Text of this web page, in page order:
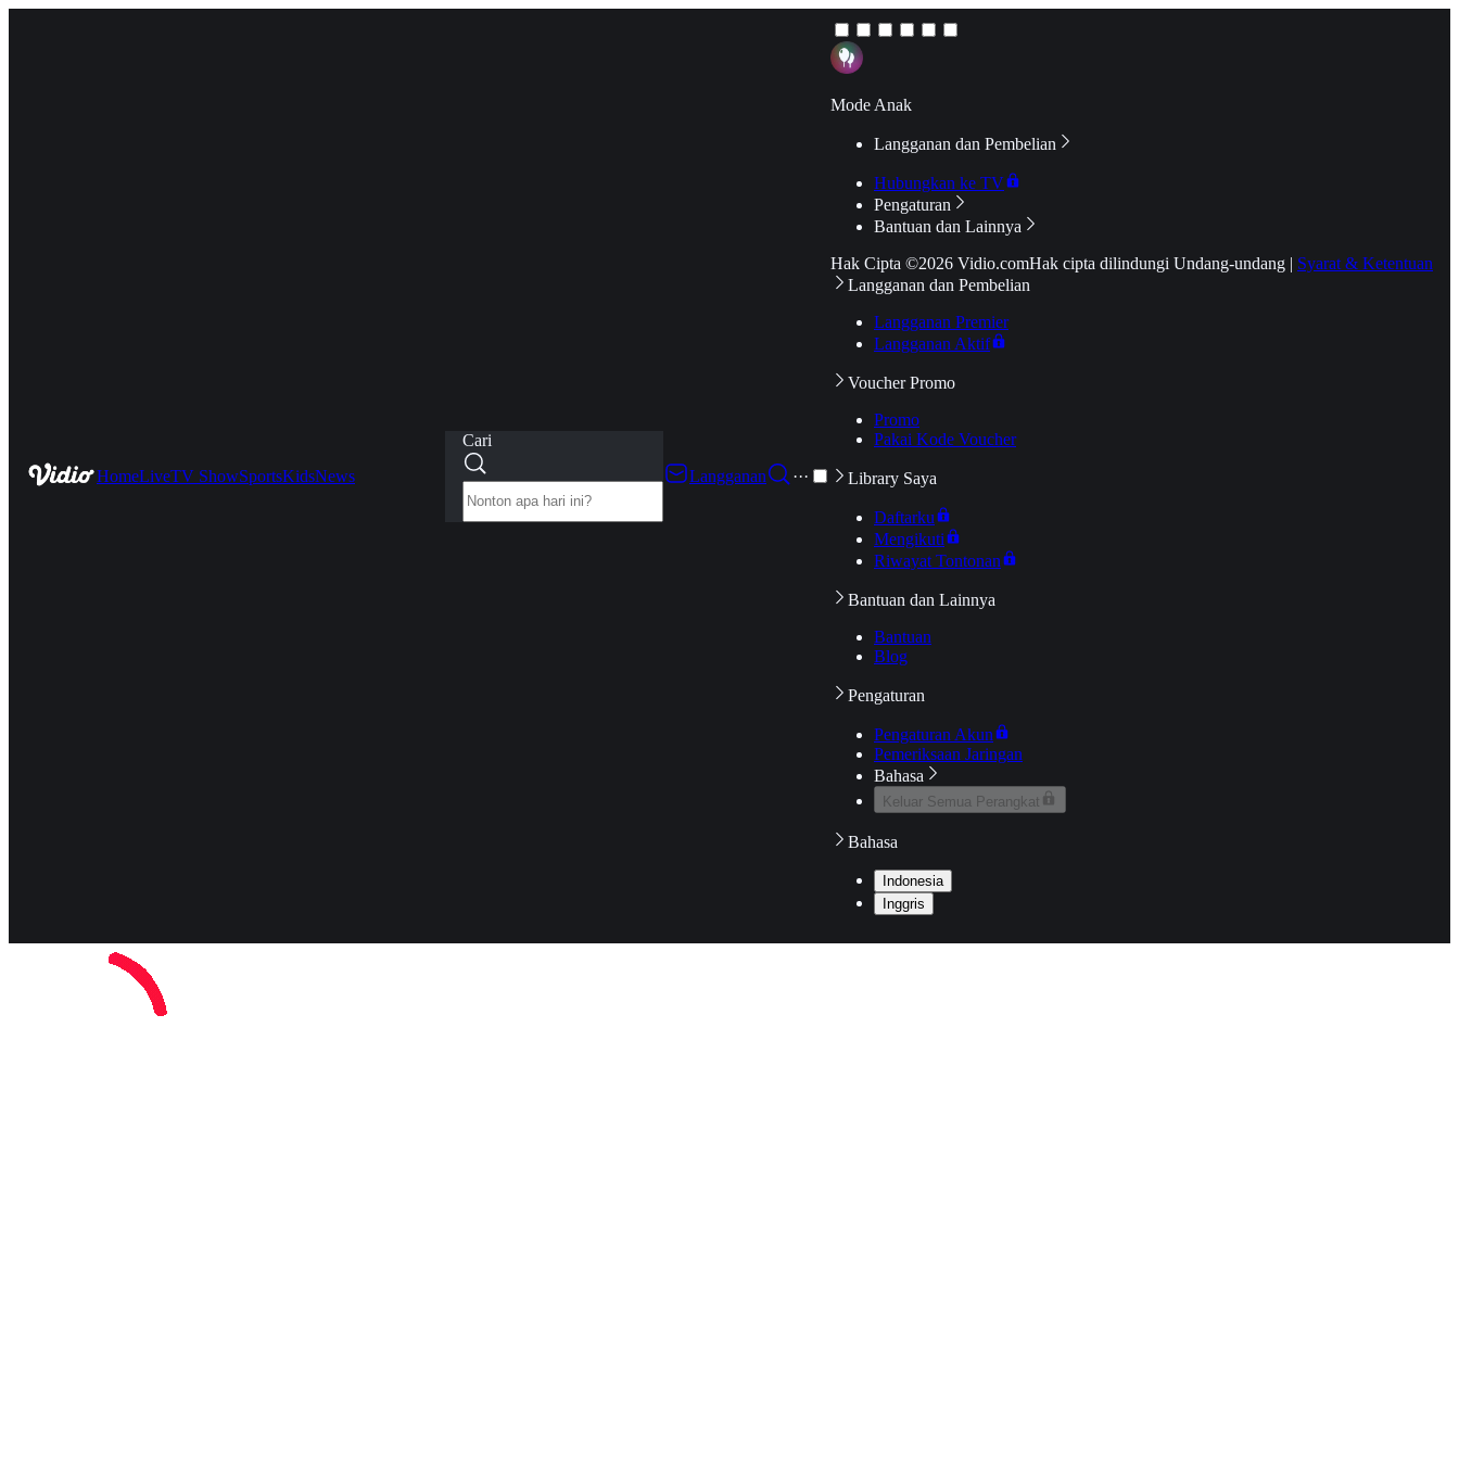
HomeLiveTV ShowSportsKidsNews
Cari
Langganan
···
Mode Anak
Langganan dan Pembelian
Hubungkan ke TV
Pengaturan
Bantuan dan Lainnya
Hak Cipta ©2026 Vidio.comHak cipta dilindungi Undang-undang | Syarat & Ketentuan
Langganan dan Pembelian
Langganan Premier
Langganan Aktif
Voucher Promo
Promo
Pakai Kode Voucher
Library Saya
Daftarku
Mengikuti
Riwayat Tontonan
Bantuan dan Lainnya
Bantuan
Blog
Pengaturan
Pengaturan Akun
Pemeriksaan Jaringan
Bahasa
Keluar Semua Perangkat
Bahasa
Indonesia
Inggris